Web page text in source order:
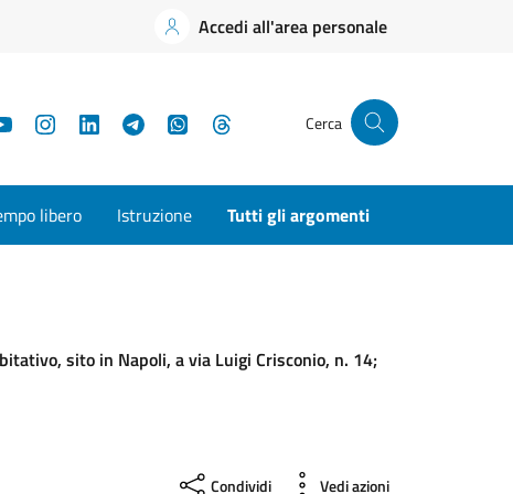
Accedi all'area personale
YouTubeInstagramLinkedInTelegramWhatsApp Cerca
libero Istruzione Tutti gli argomenti
sito in Napoli, a via Luigi Crisconio, n. 14;
Condividi Vedi azioni